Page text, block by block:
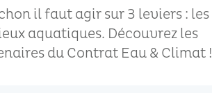
il faut agir sur 3 leviers : les
aquatiques. Découvrez les
du Contrat Eau & Climat !